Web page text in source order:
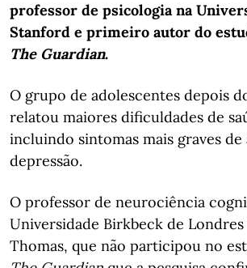
professor de psicologia na
Stanford e primeiro autor do
The Guardian.
O grupo de adolescentes depois
relatou maiores dificuldades de
incluindo sintomas mais graves de
depressão.
O professor de neurociência
Universidade Birkbeck de
Thomas, que não participou no